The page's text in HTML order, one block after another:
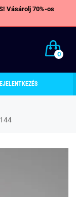
Vásárolj 70%-os
0